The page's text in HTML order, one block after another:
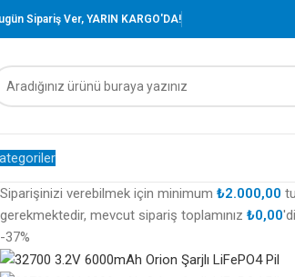
Sipariş Ver, YARIN KARGO'DA!
Siparişinizi verebilmek için minimum ₺2.000,00
gerekmektedir, mevcut sipariş toplamınız ₺0,00
-37%